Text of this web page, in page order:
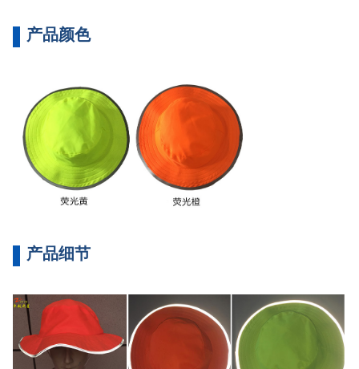
产品颜色
产品细节